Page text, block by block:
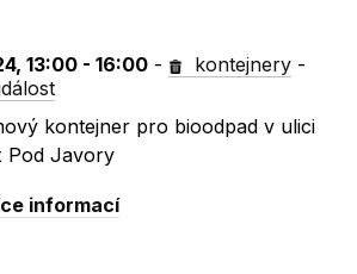
13:00 - 16:00 - kontejnery -
kontejner pro bioodpad v ulici
Pod Javory
informací